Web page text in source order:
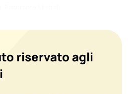
riservato agli